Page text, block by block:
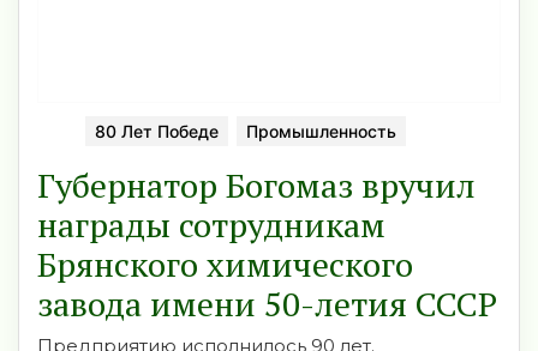
80 Лет Победе Промышленность
Губернатор Богомаз вручил
награды сотрудникам
Брянского химического
завода имени 50-летия СССР
Предприятию исполнилось 90 лет.